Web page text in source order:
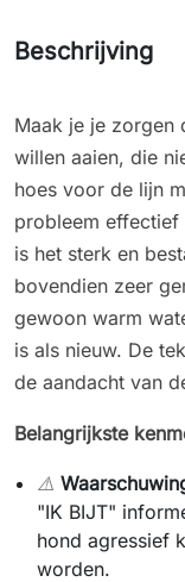
Beschrijving
Maak je je zorgen
willen aaien, die
hoes voor de lijn
probleem effectief
is het sterk en
bovendien zeer
gewoon warm
is als nieuw. De
de aandacht van
Belangrijkste
⚠️
"IK BIJT"
hond agressief
worden.